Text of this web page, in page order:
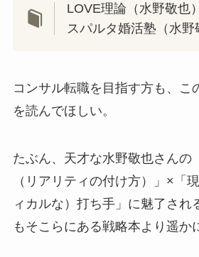
LOVE理論（水野敬也）
スパルタ婚活塾（水野
コンサル転職を目指す方も、こ
を読んでほしい。
たぶん、天才な水野敬也さんの
（リアリティの付け方）」×「
ィカルな）打ち手」に魅了され
もそこらにある戦略本より遥か